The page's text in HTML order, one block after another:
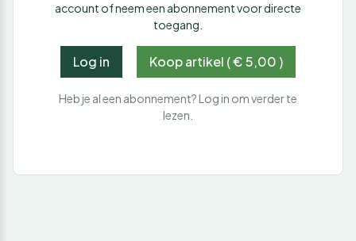
account of neem een abonnement voor directe
toegang.
Log in Koop artikel ( € 5,00 )
Heb je al een abonnement? Log in om verder te
lezen.